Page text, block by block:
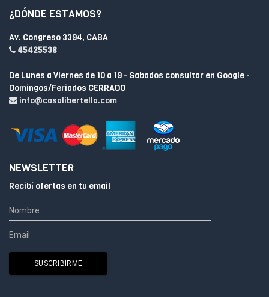
¿DÓNDE ESTAMOS?
Av. Congreso 3394, CABA
45425538
De Lunes a Viernes de 10 a 19 - Sabados consultar en Google -
Domingos/Feriados CERRADO
info@casalibertella.com
NEWSLETTER
Recibí ofertas en tu email